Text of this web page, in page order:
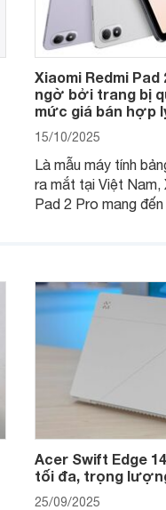
Xiaomi Redmi Pad
ngờ bởi trang bị
mức giá bán hợp
15/10/2025
Là mẫu máy tính
ra mắt tại Việt Nam,
Pad 2 Pro mang
Acer Swift Edge
tối đa, trọng
25/09/2025